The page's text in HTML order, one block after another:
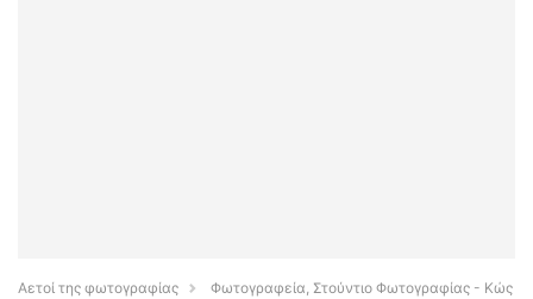
Αετοί της φωτογραφίας
Φωτογραφεία, Στούντιο Φωτογραφίας - Κώς